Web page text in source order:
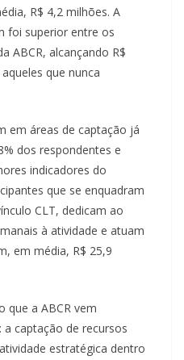
R$ 4,2 milhões. A
foi superior entre os
ABCR, alcançando R$
que nunca
em áreas de captação já
dos respondentes e
indicadores do
que se enquadram
CLT, dedicam ao
à atividade e atuam
em média, R$ 25,9
que a ABCR vem
captação de recursos
estratégica dentro